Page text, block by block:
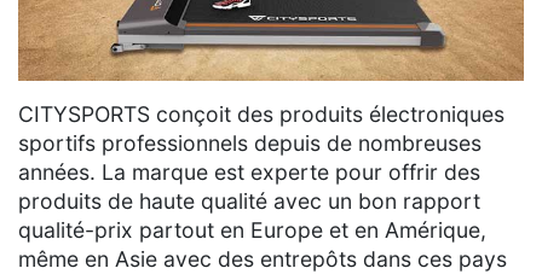
CITYSPORTS conçoit des produits électroniques
sportifs professionnels depuis de nombreuses
années. La marque est experte pour offrir des
produits de haute qualité avec un bon rapport
qualité-prix partout en Europe et en Amérique,
même en Asie avec des entrepôts dans ces pays